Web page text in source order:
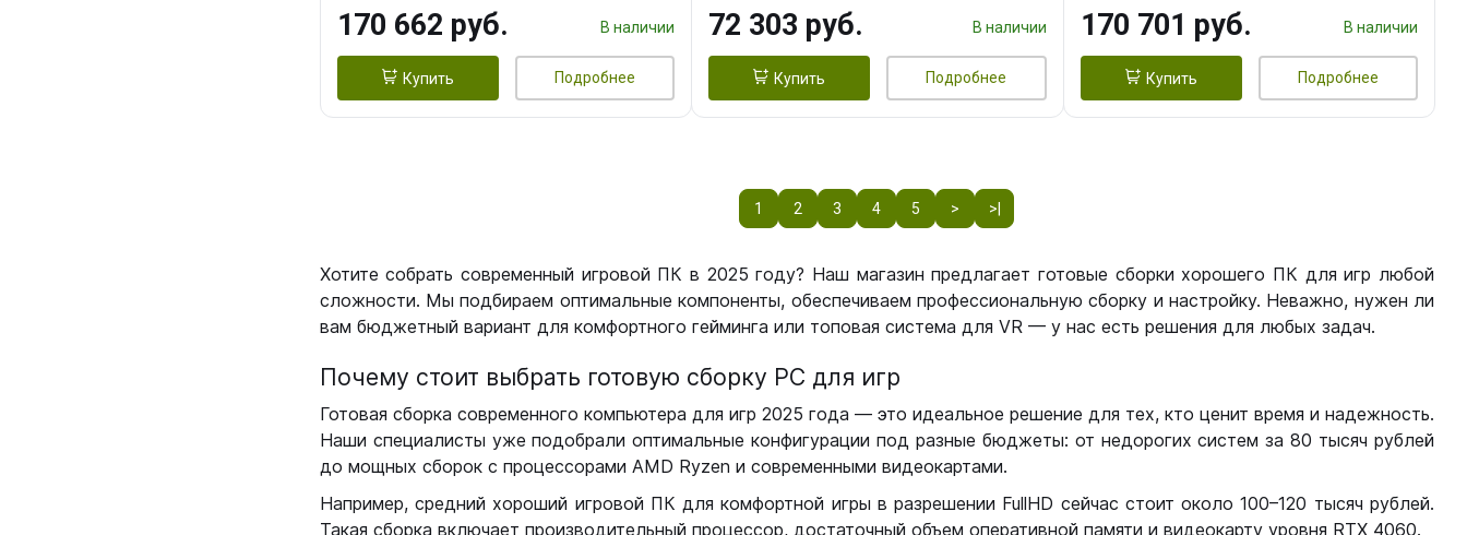
SSD)
170 662 руб. В наличии
Купить Подробнее
960 ГБ SSD)
72 303 руб. В наличии
Купить Подробнее
ГБ SSD)
170 701 руб. В наличии
Купить Подробнее
1 2 3 4 5 > >|
Хотите собрать современный игровой ПК в 2025 году? Наш магазин предлагает готовые сборки хорошего ПК для игр любой
сложности. Мы подбираем оптимальные компоненты, обеспечиваем профессиональную сборку и настройку. Неважно, нужен ли
вам бюджетный вариант для комфортного гейминга или топовая система для VR — у нас есть решения для любых задач.
Почему стоит выбрать готовую сборку РС для игр
Готовая сборка современного компьютера для игр 2025 года — это идеальное решение для тех, кто ценит время и надежность.
Наши специалисты уже подобрали оптимальные конфигурации под разные бюджеты: от недорогих систем за 80 тысяч рублей
до мощных сборок с процессорами AMD Ryzen и современными видеокартами.
Например, средний хороший игровой ПК для комфортной игры в разрешении FullHD сейчас стоит около 100–120 тысяч рублей.
Такая сборка включает производительный процессор, достаточный объем оперативной памяти и видеокарту уровня RTX 4060.